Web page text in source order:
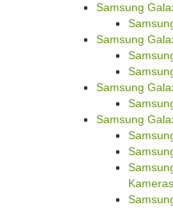
Samsung
Samsung
Samsung
Samsung